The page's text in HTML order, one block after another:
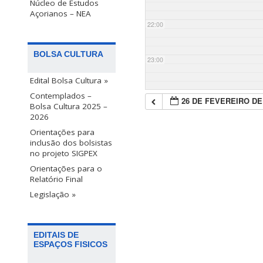
Núcleo de Estudos
Açorianos – NEA
BOLSA CULTURA
Edital Bolsa Cultura »
Contemplados –
Bolsa Cultura 2025 –
2026
Orientações para
inclusão dos bolsistas
no projeto SIGPEX
Orientações para o
Relatório Final
Legislação »
EDITAIS DE
ESPAÇOS FISICOS
22:00
23:00
26 DE FEVEREIRO